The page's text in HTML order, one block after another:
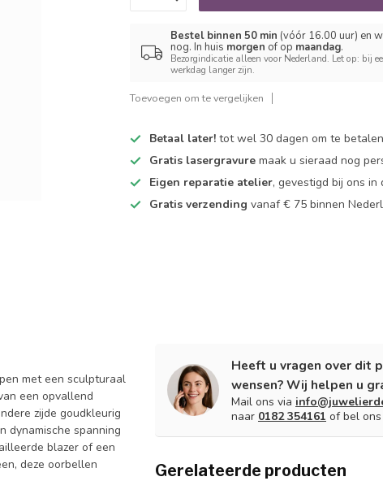
Bestel binnen 50 min (vóór 16.00 uur) en
nog. In huis morgen of op maandag.
Bezorgindicatie alleen voor Nederland. Let op: bij
werkdag langer zijn.
Toevoegen om te vergelijken
Betaal later! tot wel 30 dagen om te
Gratis lasergravure maak u sieraad nog
Eigen reparatie atelier, gevestigd bij ons in
Gratis verzending vanaf € 75 binnen
met een sculpturaal
een opvallend
zijde goudkleurig
dynamische spanning
blazer of een
deze oorbellen
Heeft u vragen over dit
wensen? Wij helpen u
Mail ons via
naar 0182 354161 of bel
Gerelateerde producten